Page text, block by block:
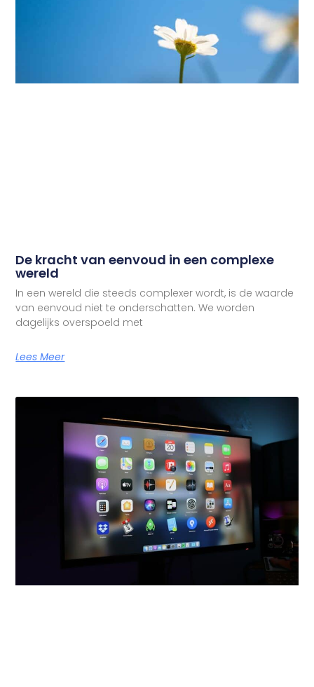
De kracht van eenvoud in een complexe
wereld
In een wereld die steeds complexer wordt, is de waarde
van eenvoud niet te onderschatten. We worden
dagelijks overspoeld met
Lees Meer